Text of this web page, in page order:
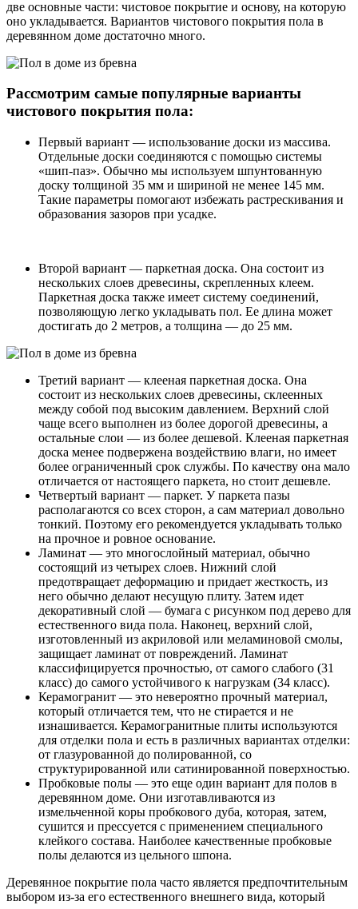
две основные части: чистовое покрытие и основу, на которую
оно укладывается. Вариантов чистового покрытия пола в
деревянном доме достаточно много.
Рассмотрим самые популярные варианты
чистового покрытия пола:
Первый вариант — использование доски из массива.
Отдельные доски соединяются с помощью системы
«шип-паз». Обычно мы используем шпунтованную
доску толщиной 35 мм и шириной не менее 145 мм.
Такие параметры помогают избежать растрескивания и
образования зазоров при усадке.
Второй вариант — паркетная доска. Она состоит из
нескольких слоев древесины, скрепленных клеем.
Паркетная доска также имеет систему соединений,
позволяющую легко укладывать пол. Ее длина может
достигать до 2 метров, а толщина — до 25 мм.
Третий вариант — клееная паркетная доска. Она
состоит из нескольких слоев древесины, склеенных
между собой под высоким давлением. Верхний слой
чаще всего выполнен из более дорогой древесины, а
остальные слои — из более дешевой. Клееная паркетная
доска менее подвержена воздействию влаги, но имеет
более ограниченный срок службы. По качеству она мало
отличается от настоящего паркета, но стоит дешевле.
Четвертый вариант — паркет. У паркета пазы
располагаются со всех сторон, а сам материал довольно
тонкий. Поэтому его рекомендуется укладывать только
на прочное и ровное основание.
Ламинат — это многослойный материал, обычно
состоящий из четырех слоев. Нижний слой
предотвращает деформацию и придает жесткость, из
него обычно делают несущую плиту. Затем идет
декоративный слой — бумага с рисунком под дерево для
естественного вида пола. Наконец, верхний слой,
изготовленный из акриловой или меламиновой смолы,
защищает ламинат от повреждений. Ламинат
классифицируется прочностью, от самого слабого (31
класс) до самого устойчивого к нагрузкам (34 класс).
Керамогранит — это невероятно прочный материал,
который отличается тем, что не стирается и не
изнашивается. Керамогранитные плиты используются
для отделки пола и есть в различных вариантах отделки:
от глазурованной до полированной, со
структурированной или сатинированной поверхностью.
Пробковые полы — это еще один вариант для полов в
деревянном доме. Они изготавливаются из
измельченной коры пробкового дуба, которая, затем,
сушится и прессуется с применением специального
клейкого состава. Наиболее качественные пробковые
полы делаются из цельного шпона.
Деревянное покрытие пола часто является предпочтительным
выбором из-за его естественного внешнего вида, который